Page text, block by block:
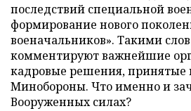
последствий специальной
формирование нового
военачальников». Такими
комментируют важнейшие
кадровые решения, принятые
Минобороны. Что именно и
Вооруженных силах?